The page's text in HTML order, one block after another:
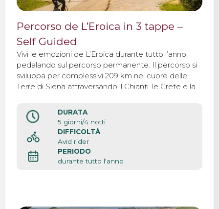
Percorso de L’Eroica in 3 tappe –
Self Guided
Vivi le emozioni de L’Eroica durante tutto l’anno,
pedalando sul percorso permanente. Il percorso si
sviluppa per complessivi 209 km nel cuore delle
Terre di Siena attraversando il Chianti, le Crete e la
leggendario paesaggio toscano.
DURATA
5 giorni/4 notti
DIFFICOLTÀ
Avid rider
PERIODO
durante tutto l'anno